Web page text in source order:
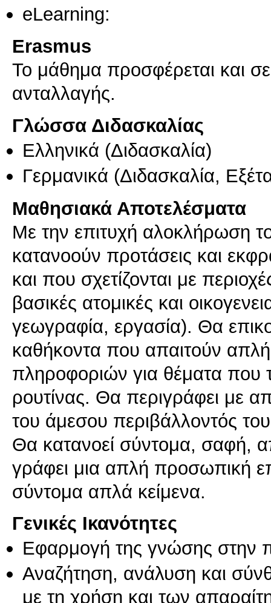
eLearning:
Erasmus
Το μάθημα προσφέρεται και
ανταλλαγής.
Γλώσσα Διδασκαλίας
Ελληνικά (Διδασκαλία)
Γερμανικά (Διδασκαλία,
Μαθησιακά Αποτελέσματα
Με την επιτυχή αλοκλήρωση
κατανοούν προτάσεις και
και που σχετίζονται με
βασικές ατομικές και
γεωγραφία, εργασία). Θα
καθήκοντα που απαιτούν
πληροφοριών για θέματα που
ρουτίνας. Θα περιγράφει με
του άμεσου περιβάλλοντός
Θα κατανοεί σύντομα, σαφή,
γράφει μια απλή προσωπική
σύντομα απλά κείμενα.
Γενικές Ικανότητες
Εφαρμογή της γνώσης στην
Αναζήτηση, ανάλυση και
με τη χρήση και των